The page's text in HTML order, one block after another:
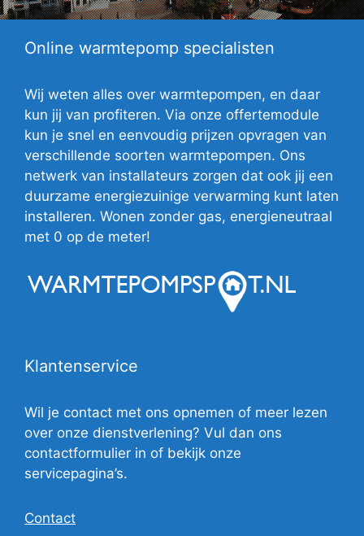
Online warmtepomp specialisten
Wij weten alles over warmtepompen, en daar
kun jij van profiteren. Via onze offertemodule
kun je snel en eenvoudig prijzen opvragen van
verschillende soorten warmtepompen. Ons
netwerk van installateurs zorgen dat ook jij een
duurzame energiezuinige verwarming kunt laten
installeren. Wonen zonder gas, energieneutraal
met 0 op de meter!
Klantenservice
Wil je contact met ons opnemen of meer lezen
over onze dienstverlening? Vul dan ons
contactformulier in of bekijk onze
servicepagina’s.
Contact